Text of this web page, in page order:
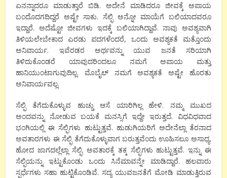
ಏನನ್ನಾದರೂ ಮಾಡುತ್ತಾರೆ ಬಿಡಿ. ಅದೇನೆ ಮಾಡಿದರೂ ಜೀವಕ್ಕೆ ಅಪಾಯ
ಬಂದೊದಗದಿದ್ದರೆ ಅಷ್ಟೇ ಸಾಕು‌. ಸೆಲ್ಫಿ ಅನ್ನೋ ಮಾಯೆಗೆ‌ ಬಲಿಯಾದವರೂ
ಇದ್ದಾರೆ. ಅದೆಷ್ಟೋ ಜೀವಗಳು ಇದಕ್ಕೆ ಬಲಿಯಾಗಿದ್ದಾವೆ. ನಾವು ಅವಶ್ಯವಾಗಿ
ತಿಳಿಯಲೇಬೇಕಾದ ಎರಡು ಪದಗಳೆಂದರೆ, ಒಂದು‌ ಅವಶ್ಯಕತೆ ಮತ್ತೊಂದು
ಅನಿವಾರ್ಯ. ಇವೆರಡರ ಅರ್ಥವನ್ನು ಯುವ
ಜನತೆ ಸರಿಯಾಗಿ‌
ತಿಳಿದುಕೊಂಡರೆ ಯಾವುದರಿಂದಲೂ ನಮಗೆ‌ ಅಪಾಯ ಮತ್ತು
ಹಾನಿಯುಂಟಾಗುವುದಿಲ್ಲ. ಮೊಬೈಲ್‌ ನಮಗೆ ಅವಶ್ಯಕತೆ ಅಷ್ಟೇ ಹೊರತು
ಅನಿವಾರ್ಯವಲ್ಲ.
ಸೆಲ್ಫಿ ತೆಗೆದುಕೊಳ್ಳುವ ಹುಚ್ಚು ಆಸೆ ಯಾರಿಗಿಲ್ಲ ಹೇಳಿ. ನಮ್ಮ ಮುಖದ
ಅಂದವನ್ನು ನೋಡುವ ಬಯಕೆ ಮನಸ್ಸಿಗೆ ಇದ್ದೇ ಇರುತ್ತದೆ. ವಿಧವಿಧವಾದ
ಭಂಗಿಯಲ್ಲಿ ಈ ಸೆಲ್ಫಿಗಳು ಹುಟ್ಟುತ್ತವೆ. ಹುಡುಗಿಯರಿಗೆ ಅದೇನೆಲ್ಲಾ ತೆರನಾದ
ಅವತಾರಗಳು ಈ ಸೆಲ್ಫಿ ತೆಗೆದುಕೊಳ್ಳುವಾಗ ಬರುತ್ತವೆಂದು ಊಹಿಸಲೂ ಅಸಾಧ್ಯ.
ಹೋದ ಜಾಗದಲ್ಲೆಲ್ಲಾ ಸೆಲ್ಫಿ. ಅವತಾರಕ್ಕೆ ತಕ್ಕ ಸೆಲ್ಫಿಗಳು ಹುಟ್ಟುತ್ತವೆ. ಇನ್ನು ಈ
ಸೆಲ್ಫಿಯನ್ನು ಇಟ್ಟುಕೊಂಡು ಒಂದು‌ ಸಿನೆಮಾವನ್ನೇ ಮಾಡಿದ್ದಾರೆ. ಹಲವಾರು
ಸ್ಪರ್ಧೆಗಳು ಸಹಾ ಹುಟ್ಟಿಕೊಂಡಿವೆ. ಸದ್ಯ ಯುವಜನತೆಗೆ ಮೋಡಿ‌ ಮಾಡುತ್ತಿರುವ